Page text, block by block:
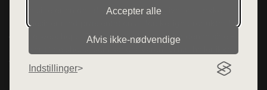
Accepter alle
Afvis ikke‑nødvendige
Indstillinger
Denne side er en del af want.dk, der udgiver en række
hjemmesider med præsentation af forskellige produkter fra
diverse webshops. Der sælges ikke varer fra denne side - vi
varerne på lager.